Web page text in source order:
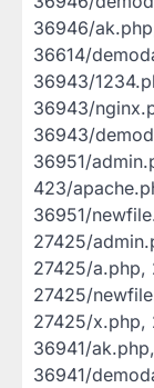
36946/
36614/
36943/
36943/
36943/
36951/
423/
36951/
27425/
27425/a.php,
27425/
27425/x.php,
36941/
36941/